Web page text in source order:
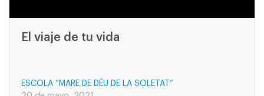
El viaje de tu vida
ESCOLA “MARE DE DÉU DE LA SOLETAT”